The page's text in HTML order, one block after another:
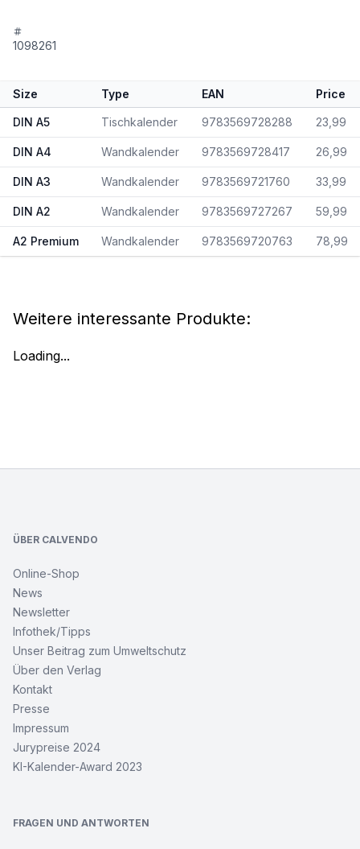
1098261
Size Type EAN Price
DIN A5 Tischkalender 9783569728288 23,99
DIN A4 Wandkalender 9783569728417 26,99
DIN A3 Wandkalender 9783569721760 33,99
DIN A2 Wandkalender 9783569727267 59,99
A2 Premium Wandkalender 9783569720763 78,99
Weitere interessante Produkte:
Loading...
ÜBER CALVENDO
Online-Shop
News
Newsletter
Infothek/Tipps
Unser Beitrag zum Umweltschutz
Über den Verlag
Kontakt
Presse
Impressum
Jurypreise 2024
KI-Kalender-Award 2023
FRAGEN UND ANTWORTEN